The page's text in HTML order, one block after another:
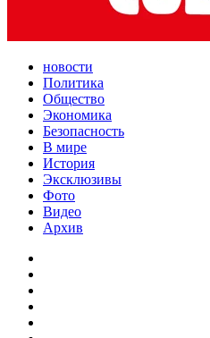
новости
Политика
Общество
Экономика
Безопасность
В мире
История
Эксклюзивы
Фото
Видео
Архив